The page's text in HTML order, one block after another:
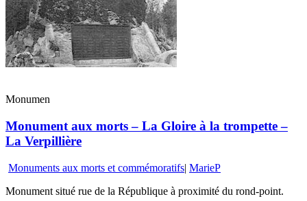
Monumen
Monument aux morts – La Gloire à la trompette –
La Verpillière
Monuments aux morts et commémoratifs| MarieP
Monument situé rue de la République à proximité du rond-point.